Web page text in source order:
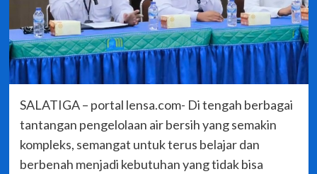
SALATIGA – portal lensa.com- Di tengah berbagai
tantangan pengelolaan air bersih yang semakin
kompleks, semangat untuk terus belajar dan
berbenah menjadi kebutuhan yang tidak bisa